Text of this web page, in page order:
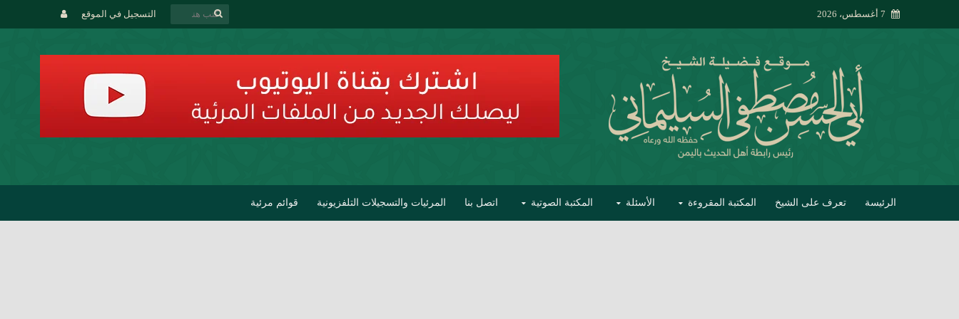
التسجيل في الموقع 7 أغسطس، 2026
الرئيسة تعرف على الشيخ المكتبة المقروءة الأسئلة المكتبة الصوتية اتصل بنا المرئيات والتسجيلات التلفزيونية قوائم مرئية